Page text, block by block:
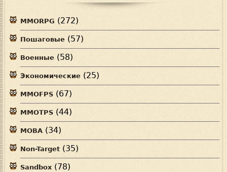
MMORPG (272)
Пошаговые (57)
Военные (58)
Экономические (25)
MMOFPS (67)
MMOTPS (44)
MOBA (34)
Non-Target (35)
Sandbox (78)